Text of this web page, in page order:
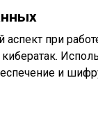
при
и